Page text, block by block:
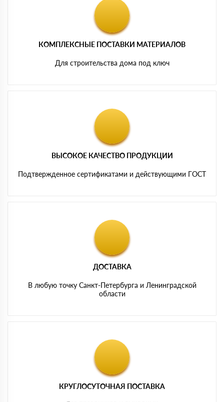
КОМПЛЕКСНЫЕ ПОСТАВКИ МАТЕРИАЛОВ
Для строительства дома под ключ
ВЫСОКОЕ КАЧЕСТВО ПРОДУКЦИИ
Подтвержденное сертификатами и действующими ГОСТ
ДОСТАВКА
В любую точку Санкт-Петербурга и Ленинградской
области
КРУГЛОСУТОЧНАЯ ПОСТАВКА